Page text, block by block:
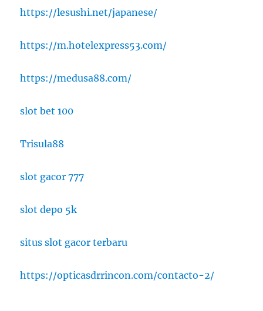
https://lesushi.net/japanese/
https://m.hotelexpress53.com/
https://medusa88.com/
slot bet 100
Trisula88
slot gacor 777
slot depo 5k
situs slot gacor terbaru
https://opticasdrrincon.com/contacto-2/